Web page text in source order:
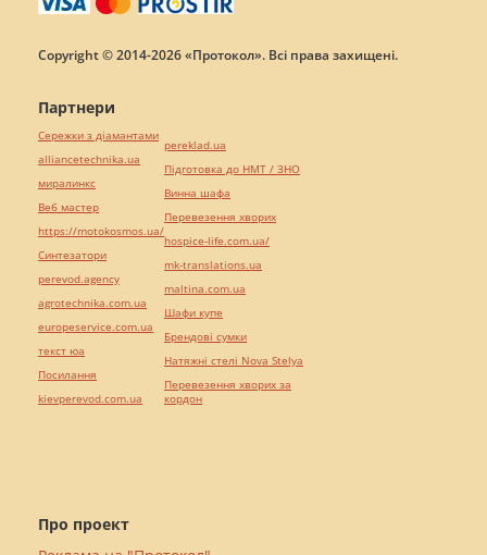
Copyright © 2014-2026 «Протокол». Всі права захищені.
Про проект
Партнери
Сережки з діамантами
alliancetechnika.ua
миралинкс
Веб мастер
https://motokosmos.ua/
Синтезатори
perevod.agency
agrotechnika.com.ua
europeservice.com.ua
текст юа
Посилання
kievperevod.com.ua
pereklad.ua
Підготовка до НМТ / ЗНО
Винна шафа
Перевезення хворих
hospice-life.com.ua/
mk-translations.ua
maltina.com.ua
Шафи купе
Брендові сумки
Натяжні стелі Nova Stelya
Перевезення хворих за
кордон